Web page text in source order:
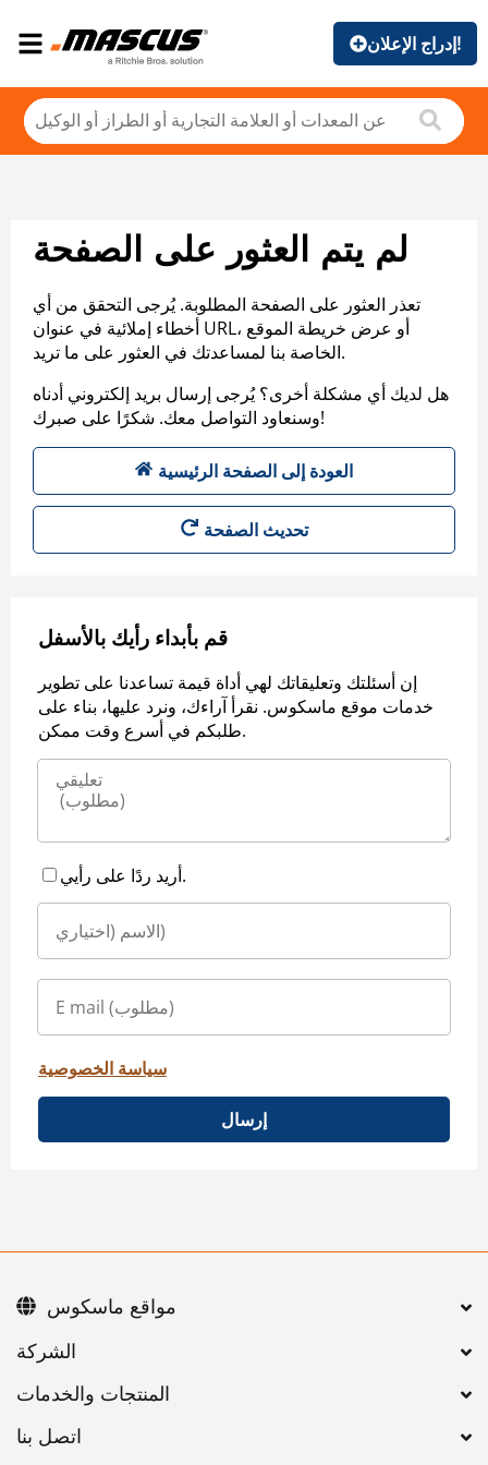
إدراج الإعلان!
لم يتم العثور على الصفحة
تعذر العثور على الصفحة المطلوبة. يُرجى التحقق من أي
أخطاء إملائية في عنوان URL، أو عرض خريطة الموقع
الخاصة بنا لمساعدتك في العثور على ما تريد.
هل لديك أي مشكلة أخرى؟ يُرجى إرسال بريد إلكتروني أدناه
وسنعاود التواصل معك. شكرًا على صبرك!
العودة إلى الصفحة الرئيسية
تحديث الصفحة
قم بأبداء رأيك بالأسفل
إن أسئلتك وتعليقاتك لهي أداة قيمة تساعدنا على تطوير
خدمات موقع ماسكوس. نقرأ آراءك، ونرد عليها، بناء على
طلبكم في أسرع وقت ممكن.
أريد ردًا على رأيي.
سياسة الخصوصية
إرسال
اتصل بنا
مواقع ماسكوس